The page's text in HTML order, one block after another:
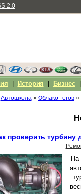
Автошкола» Облако тегов»
проверить турбину
На
2.0
История Бизнес